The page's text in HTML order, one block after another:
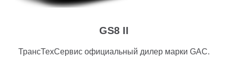
GS8 II
ТрансТехСервис официальный дилер марки GAC.